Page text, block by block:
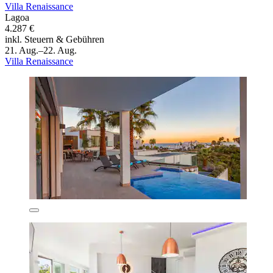
Villa Renaissance
Lagoa
4.287 €
inkl. Steuern & Gebühren
21. Aug.–22. Aug.
Villa Renaissance